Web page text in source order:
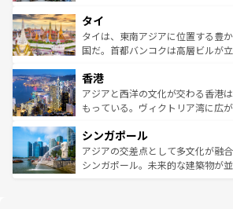
リティに包まれながら、韓国の多
わってみてほしい。 なお
覧を参照してほしい。
急速な発展と共に伝統が息づく。
ーチミン市のフランス統治時代の
醸し出している。また、バラエテ
とつ。フォーやバインミー、ベト
ひ現地で味わいたい。どの地域を
が旅行者を迎えてくれるので、き
参照してほしい。
タイ
タイは、東南アジアに位置する豊
国だ。首都バンコクは高層ビルが
の活気が交差している。北部では
帯で自然と触れ合い、南部ではプ
いビーチでリゾート気分を楽しむ
激する。気候は一年中温暖で、ど
が待っている。親しみやすいタイ
た文化、そして多様な観光資源が
香港
アジアと西洋の文化が交わる香港
もっている。ヴィクトリア湾に広
み、どこを訪れても感動するはず。
ており、効率よく見どころを回れ
うな絶景から文化的な体験まで、
シンガポール
アジアの交差点として多文化が融
シンガポール。未来的な建築物が